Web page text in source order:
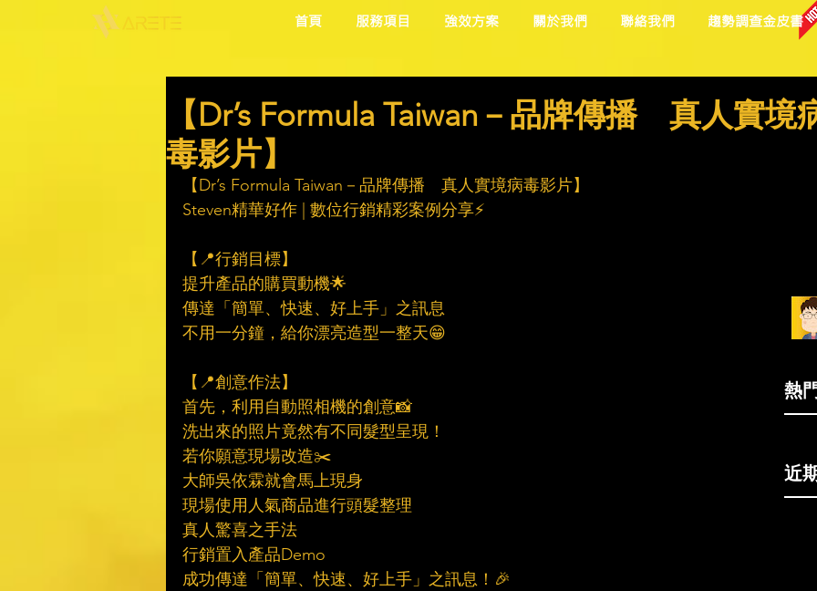
首頁 服務項目 強效方案 關於我們 聯絡我們 趨勢調查金皮書
【Dr’s Formula Taiwan－品牌傳播 真人實境
毒影片】
【Dr’s Formula Taiwan－品牌傳播　真人實境病毒影片】
Steven精華好作 | 數位行銷精彩案例分享⚡
【📍行銷目標】
提升產品的購買動機🌟
傳達「簡單、快速、好上手」之訊息
不用一分鐘，給你漂亮造型一整天😁
【📍創意作法】
首先，利用自動照相機的創意📸
洗出來的照片竟然有不同髮型呈現！
若你願意現場改造✂️
大師吳依霖就會馬上現身
現場使用人氣商品進行頭髮整理
真人驚喜之手法
行銷置入產品Demo
成功傳達「簡單、快速、好上手」之訊息！🎉
熱
近